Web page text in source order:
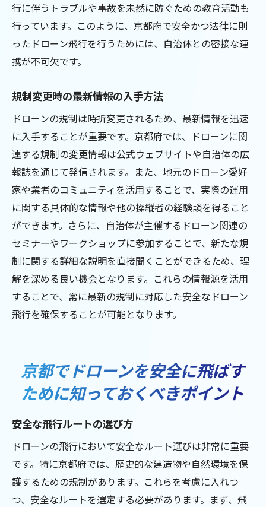
行に伴うトラブルや事故を未然に防ぐための教育活動も
行っています。このように、京都府で安全かつ法律に則
ったドローン飛行を行うためには、自治体との密接な連
携が不可欠です。
規制変更時の最新情報の入手方法
ドローンの規制は時折変更されるため、最新情報を迅速
に入手することが重要です。京都府では、ドローンに関
連する規制の変更情報は公式ウェブサイトや自治体の広
報誌を通じて発信されます。また、地元のドローン愛好
家や業者のコミュニティを活用することで、実際の運用
に関する具体的な情報や他の操縦者の経験談を得ること
ができます。さらに、自治体が主催するドローン関連の
セミナーやワークショップに参加することで、新たな規
制に関する詳細な説明を直接聞くことができるため、理
解を深める良い機会となります。これらの情報源を活用
することで、常に最新の規制に対応した安全なドローン
飛行を確保することが可能となります。
京都でドローンを安全に飛ばす
ために知っておくべきポイント
安全な飛行ルートの選び方
ドローンの飛行において安全なルート選びは非常に重要
です。特に京都府では、歴史的な建造物や自然環境を保
護するための規制があります。これらを考慮に入れつ
つ、安全なルートを選定する必要があります。まず、飛